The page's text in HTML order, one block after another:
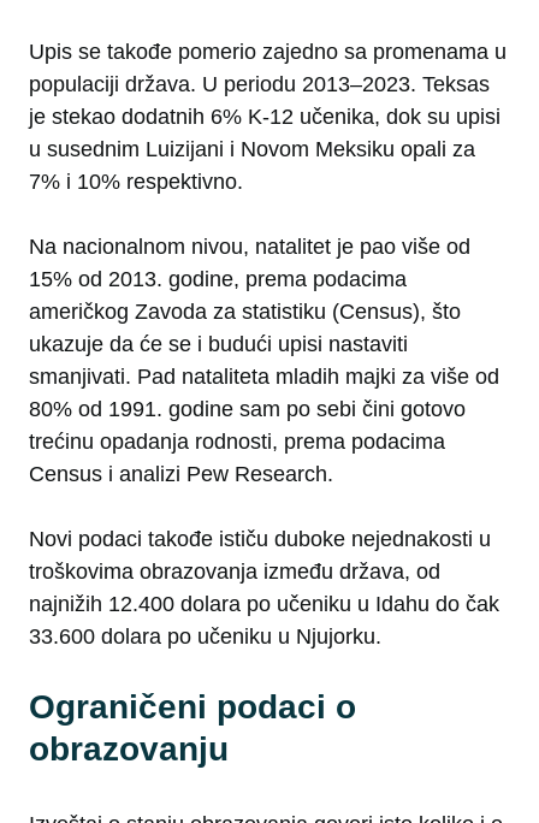
Upis se takođe pomerio zajedno sa promenama u
populaciji država. U periodu 2013–2023. Teksas
je stekao dodatnih 6% K-12 učenika, dok su upisi
u susednim Luizijani i Novom Meksiku opali za
7% i 10% respektivno.
Na nacionalnom nivou, natalitet je pao više od
15% od 2013. godine, prema podacima
američkog Zavoda za statistiku (Census), što
ukazuje da će se i budući upisi nastaviti
smanjivati. Pad nataliteta mladih majki za više od
80% od 1991. godine sam po sebi čini gotovo
trećinu opadanja rodnosti, prema podacima
Census i analizi Pew Research.
Novi podaci takođe ističu duboke nejednakosti u
troškovima obrazovanja između država, od
najnižih 12.400 dolara po učeniku u Idahu do čak
33.600 dolara po učeniku u Njujorku.
Ograničeni podaci o
obrazovanju